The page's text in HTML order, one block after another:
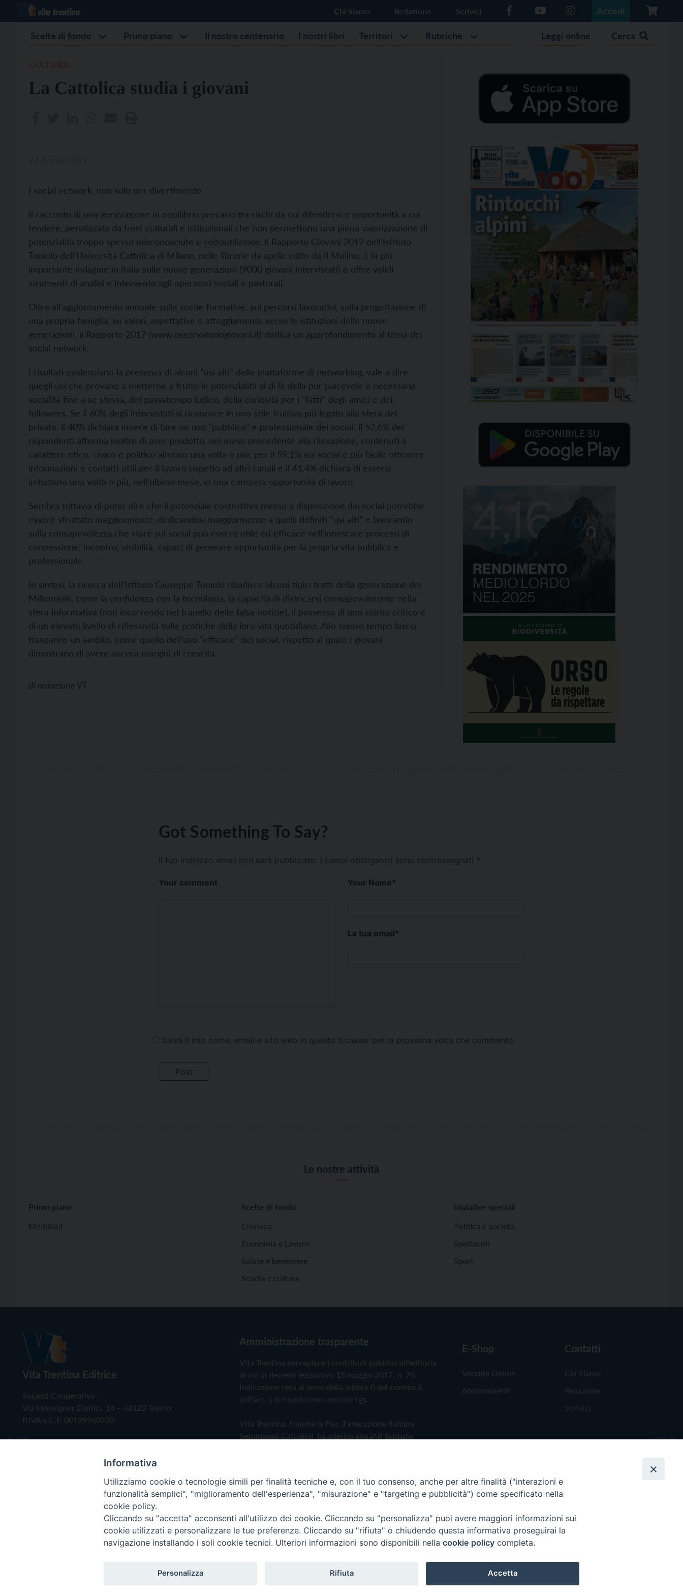
Chi Siamo Redazione Scrivici Accedi
Scelte di fondo Primo piano Il nostro centenario I nostri libri Territori Rubriche Leggi online Cerca
La Cattolica studia i giovani
I social network, non solo per divertimento
Il racconto di una generazione in equilibrio precario tra rischi da cui difendersi e opportunità a cui
tendere, penalizzata da freni culturali e istituzionali che non permettono una piena valorizzazione di
potenzialità troppo spesso misconosciute e sottoutilizzate. Il Rapporto Giovani 2017 dell’Istituto
Toniolo dell'Università Cattolica di Milano, nelle librerie da aprile edito da Il Mulino, è la più
importante indagine in Italia sulle nuove generazioni (9000 giovani intervistati) e offre validi
strumenti di analisi e intervento agli operatori sociali e pastorali.
Oltre all’aggiornamento annuale sulle scelte formative, sui percorsi lavorativi, sulla progettazione di
una propria famiglia, su valori, aspettative e atteggiamento verso le istituzioni delle nuove
generazioni, il Rapporto 2017 (www.osservatoriogiovani.it) dedica un approfondimento al tema dei
social network.
I risultati evidenziano la presenza di alcuni “usi alti” delle piattaforme di networking, vale a dire
quegli usi che provano a metterne a frutto le potenzialità al di là della pur piacevole e necessaria
socialità fine a se stessa, del passatempo ludico, della curiosità per i “fatti” degli amici e dei
followers. Se il 60% degli intervistati si riconosce in uno stile fruitivo più legato alla sfera del
privato, il 40% dichiara invece di fare un uso “pubblico” e professionale dei social; il 52,6% dei
rispondenti afferma inoltre di aver prodotto, nel mese precedente alla rilevazione, contenuti a
carattere etico, civico e politico almeno una volta o più; per il 59,1% sui social è più facile ottenere
informazioni e contatti utili per il lavoro rispetto ad altri canali e il 41,4% dichiara di essersi
imbattuto una volta o più, nell’ultimo mese, in una concreta opportunità di lavoro.
Sembra tuttavia di poter dire che il potenziale costruttivo messo a disposizione dai social potrebbe
essere sfruttato maggiormente, dedicandosi maggiormente a quelli definiti “usi alti” e lavorando
sulla consapevolezza che stare sui social può essere utile ed efficace nell’innescare processi di
connessione, incontro, visibilità, capaci di generare opportunità per la propria vita pubblica e
professionale.
In sintesi, la ricerca dell’Istituto Giuseppe Toniolo ribadisce alcuni tipici tratti della generazione dei
Millennials, come la confidenza con la tecnologia, la capacità di districarsi consapevolmente nella
sfera informativa (non incorrendo nel tranello delle false notizie), il possesso di uno spirito critico e
di un elevato livello di riflessività sulle pratiche della loro vita quotidiana. Allo stesso tempo lascia
trasparire un ambito, come quello dell’uso “efficace” dei social, rispetto al quale i giovani
dimostrano di avere ancora margini di crescita.
di redazione VT
Got Something To Say?
Il tuo indirizzo email non sarà pubblicato. I campi obbligatori sono contrassegnati *
Your comment Your Name*
La tua email*
Salva il mio nome, email e sito web in questo browser per la prossima volta che commento.
Le nostre attività
Primo piano
Meridiani
Scelte di fondo
Cronaca
Economia e Lavoro
Salute e benessere
Scuola e cultura
Iniziative speciali
Politica e società
Spettacoli
Sport
Vita Trentina Editrice
Società Cooperativa
Via Monsignor Endrici, 14 – 38122 Trento
P.IVA e C.F. 00199960220
Amministrazione trasparente
Vita Trentina percepisce i contributi pubblici all'editoria
di cui al decreto legislativo 15 maggio 2017, n. 70.
Indicazione resa ai sensi della lettera f) del comma 2
dell'art. 5 del medesimo decreto Lgs.
Vita Trentina, tramite la Fisc (Federazione Italiana
Settimanali Cattolici), ha aderito allo IAP (Istituto
Privacy Policy Cookie Policy
E-Shop
Vendita Online
Abbonamenti
Contatti
Chi Siamo
Redazione
Scrivici
Copyright © 2019 - Tutti i diritti riservati - Vita Trentina Editrice
Informativa
Utilizziamo cookie o tecnologie simili per finalità tecniche e, con il tuo consenso, anche per altre finalità ("interazioni e
funzionalità semplici", "miglioramento dell'esperienza", "misurazione" e "targeting e pubblicità") come specificato nella
cookie policy.
Cliccando su "accetta" acconsenti all'utilizzo dei cookie. Cliccando su "personalizza" puoi avere maggiori informazioni sui
cookie utilizzati e personalizzare le tue preferenze. Cliccando su "rifiuta" o chiudendo questa informativa proseguirai la
navigazione installando i soli cookie tecnici. Ulteriori informazioni sono disponibili nella cookie policy completa.
Personalizza Rifiuta Accetta